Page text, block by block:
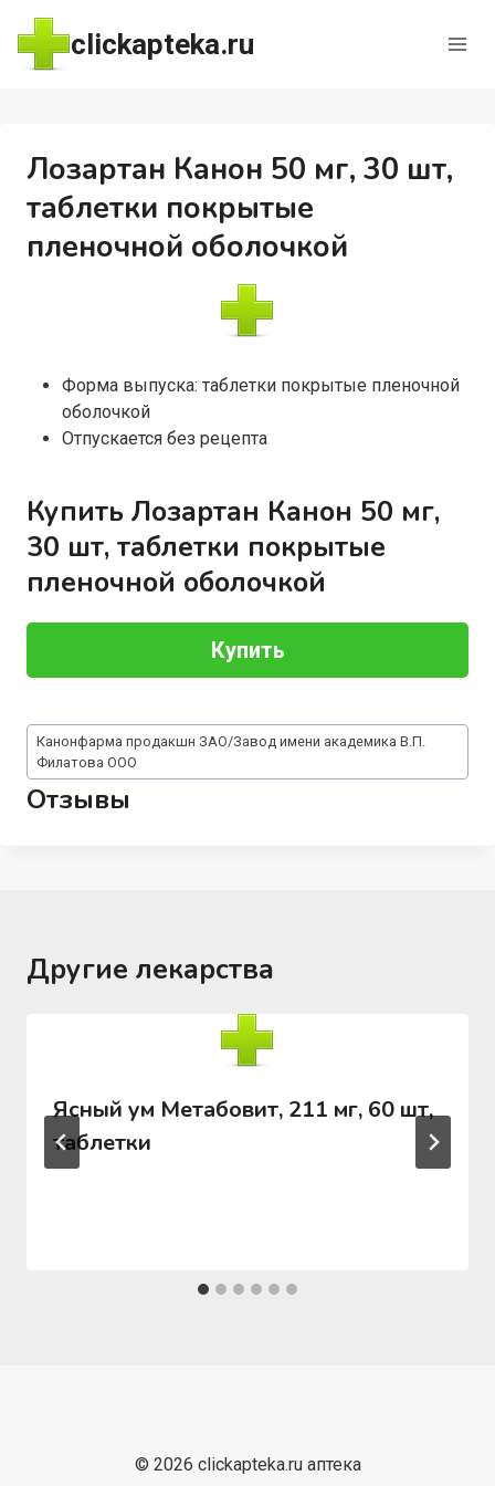
Перейти
содержимому
clickapteka.ru
Лозартан Канон 50 мг, 30 шт,
таблетки покрытые
пленочной оболочкой
Форма выпуска: таблетки покрытые пленочной
оболочкой
Отпускается без рецепта
Купить Лозартан Канон 50 мг,
30 шт, таблетки покрытые
пленочной оболочкой
Купить
Метки
записи:
Канонфарма продакшн ЗАО/Завод имени академика В.П.
Филатова ООО
Отзывы
Другие лекарства
Ясный ум Метабовит, 211 мг, 60 шт,
таблетки
© 2026 clickapteka.ru аптека